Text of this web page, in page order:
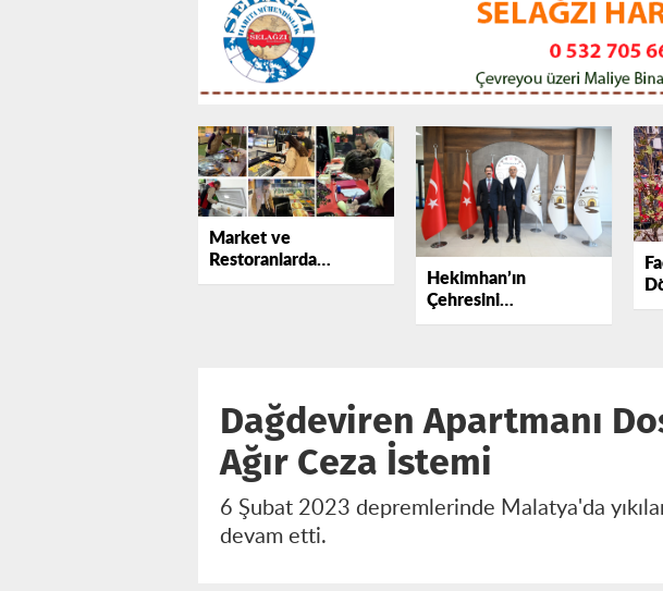
Market ve
Restoranlarda
Denetim Alarmı: 544
Hekimhan’ın
Çehresini
Değiştirecek 1,5
Dağdeviren Apartmanı
Ağır Ceza İstemi
6 Şubat 2023 depremlerinde Malatya'da
devam etti.